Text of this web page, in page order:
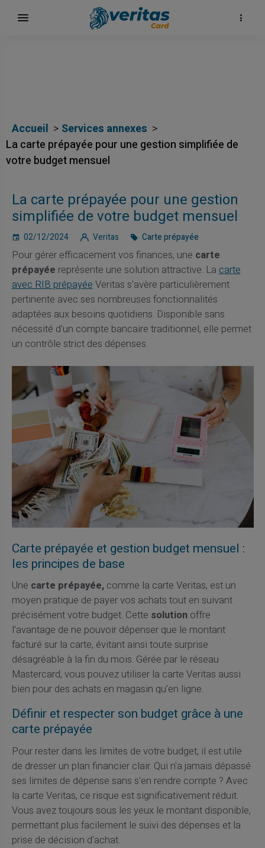
Accueil
Services annexes
La carte prépayée pour une gestion simplifiée de
votre budget mensuel
La carte prépayée pour une gestion
simplifiée de votre budget mensuel
02/12/2024 Veritas Carte prépayée
Pour gérer efficacement vos finances, une carte
prépayée représente une solution attractive. Lacarte
avec RIB prépayéeVeritas s'avère particulièrement
pertinente avec ses nombreuses fonctionnalités
adaptées aux besoins quotidiens. Disponible sans
nécessité d'un compte bancaire traditionnel, elle permet
un contrôle strict des dépenses.
Carte prépayée et gestion budget mensuel :
les principes de base
Une carte prépayée,comme la carte Veritas, est un
moyen pratique de payer vos achats tout en suivant
précisément votre budget. Cette solutionoffre
l'avantage de ne pouvoir dépenser que le montant
facturé sur la carte, évitant ainsi toute surprise
désagréable à la fin du mois. Gérée par le réseau
Mastercard, vous pouvez utiliser la carte Veritas aussi
bien pour des achats en magasin qu'en ligne.
Définir et respecter son budget grâce à une
carte prépayée
Pour rester dans les limites de votre budget, il est utile
de dresser un plan financier clair. Qui n'a jamais dépassé
ses limites de dépense sans s'en rendre compte ? Avec
la carte Veritas, ce risque est significativement réduit.
Vous avez toujours sous les yeux le montant disponible,
permettant plus facilement le suivi des dépenses et la
prise de décision d'achat.